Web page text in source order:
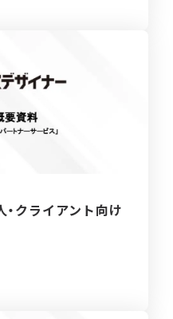
クライアント向け